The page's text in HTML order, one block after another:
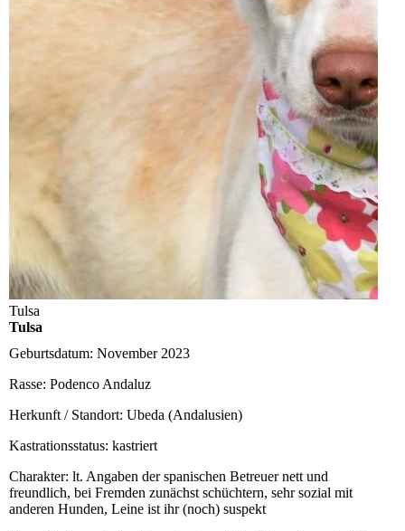
Tulsa
Tulsa
Geburtsdatum: November 2023
Rasse: Podenco Andaluz
Herkunft / Standort: Ubeda (Andalusien)
Kastrationsstatus: kastriert
Charakter: lt. Angaben der spanischen Betreuer nett und
freundlich, bei Fremden zunächst schüchtern, sehr sozial mit
anderen Hunden, Leine ist ihr (noch) suspekt